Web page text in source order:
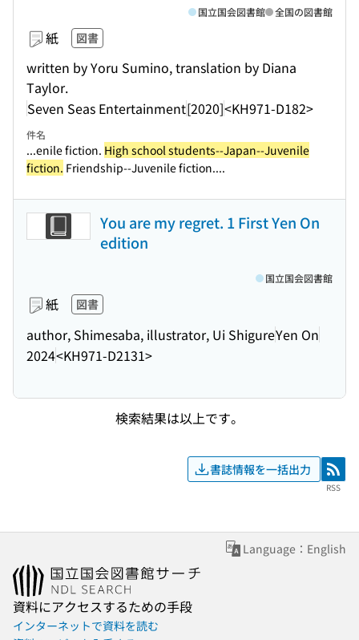
紙 図書
written by Yoru Sumino, translation by Diana
Taylor.
Seven Seas Entertainment[2020]<KH971-D182>
国立国会図書館 全国の図書館
件名
...enile fiction. High school students--Japan--Juvenile
fiction. Friendship--Juvenile fiction....
You are my regret. 1 First Yen On
edition
紙 図書
author, Shimesaba, illustrator, Ui ShigureYen On
2024<KH971-D2131>
国立国会図書館
検索結果は以上です。
書誌情報を一括出力 RSS
RSS
Language：English
資料にアクセスするための手段
インターネットで資料を読む